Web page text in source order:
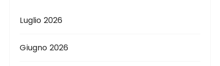
Luglio 2026
Giugno 2026